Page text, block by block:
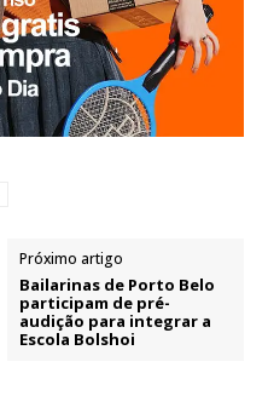
Próximo artigo
Bailarinas de Porto Belo
participam de pré-
audição para integrar a
Escola Bolshoi